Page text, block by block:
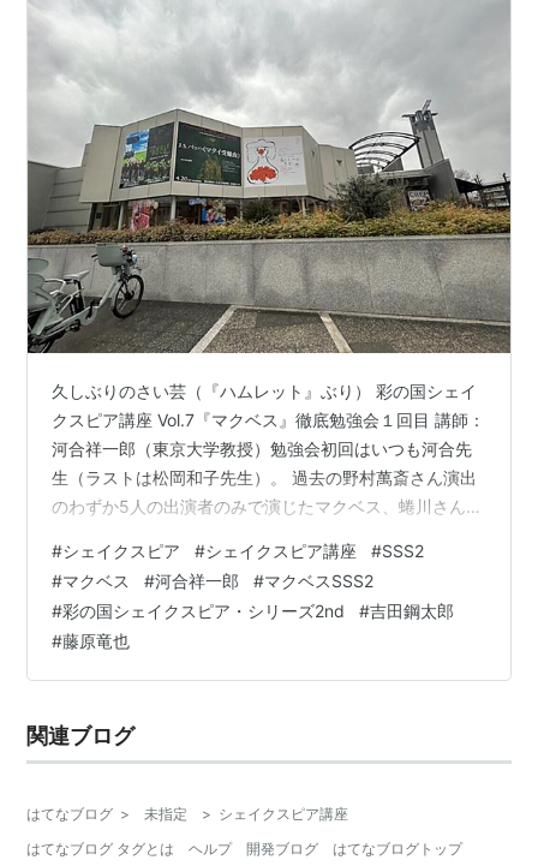
久しぶりのさい芸（『ハムレット』ぶり） 彩の国シェイ
クスピア講座 Vol.7『マクベス』徹底勉強会１回目 講師：
河合祥一郎（東京大学教授）勉強会初回はいつも河合先
生（ラストは松岡和子先生）。 過去の野村萬斎さん演出
のわずか5人の出演者のみで演じたマクベス、蜷川さん演
お話もまじえぎゅーっと濃い勉強会でした。すごく楽し
かったーー。 取り急ぎ。 資料１〜２枚目・萬斎さんのマ
クベスは「風呂敷マクベス」と言われていた。魔女３人
とマクベと夫人の５人のみの上演。全てはマクベスの中
に魔女が幻想を注ぎ込んだという解釈・オペラでのマク
#シェイクスピア #シェイクスピア講座 #SSS2
#マクベス #河合祥一郎 #マクベスSSS2
#彩の国シェイクスピア・シリーズ2nd #吉田鋼太郎
#藤原竜也
関連ブログ
はてなブログ > 未指定 > シェイクスピア講座
はてなブログ タグとは
ヘルプ 開発ブログ はてなブログトップ